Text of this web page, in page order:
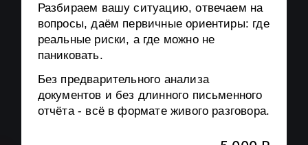
передачи ПДн)(КоАП РФ ст. 13.11
ч. 11)
3.000.000 ₽ - 5.000.000 ₽
Утечка: 1.000-10.000 субъектов
и/или 10.000-100.000
идентификаторов(КоАП РФ ст.
ясное распределение
ответственности
уверенность, что всплывать
больше нечему
И главное, вы перестаете
откладывать вопрос
персональных данных на потом,
Разбираем вашу ситуацию, отвечаем на
вопросы, даём первичные ориентиры: где
реальные риски, а где можно не
паниковать.
Без предварительного анализа
документов и без длинного письменного
отчёта - всё в формате живого разговора.